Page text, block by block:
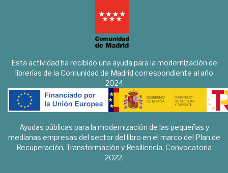
Esta actividad ha recibido una ayuda para la modernización de
librerías de la Comunidad de Madrid correspondiente al año
2024
Ayudas públicas para la modernización de las pequeñas y
medianas empresas del sector del libro en el marco del Plan de
Recuperación, Transformación y Resiliencia. Convocatoria
2022.